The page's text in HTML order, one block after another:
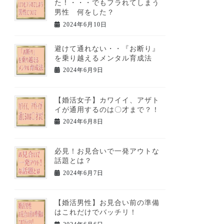
た！・・・でもフラれてしまう
男性 何をした？
2024年6月10日
避けて通れない・・『お断り』
を乗り越えるメンタル育成法
2024年6月9日
【婚活女子】カワイイ、アザト
イが通用するのは〇才まで？！
2024年6月8日
必見！お見合いで一発アウトな
話題とは？
2024年6月7日
【婚活男性】お見合い前の準備
はこれだけでバッチリ！